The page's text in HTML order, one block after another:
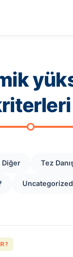
Diğer Tez
Uncategorized